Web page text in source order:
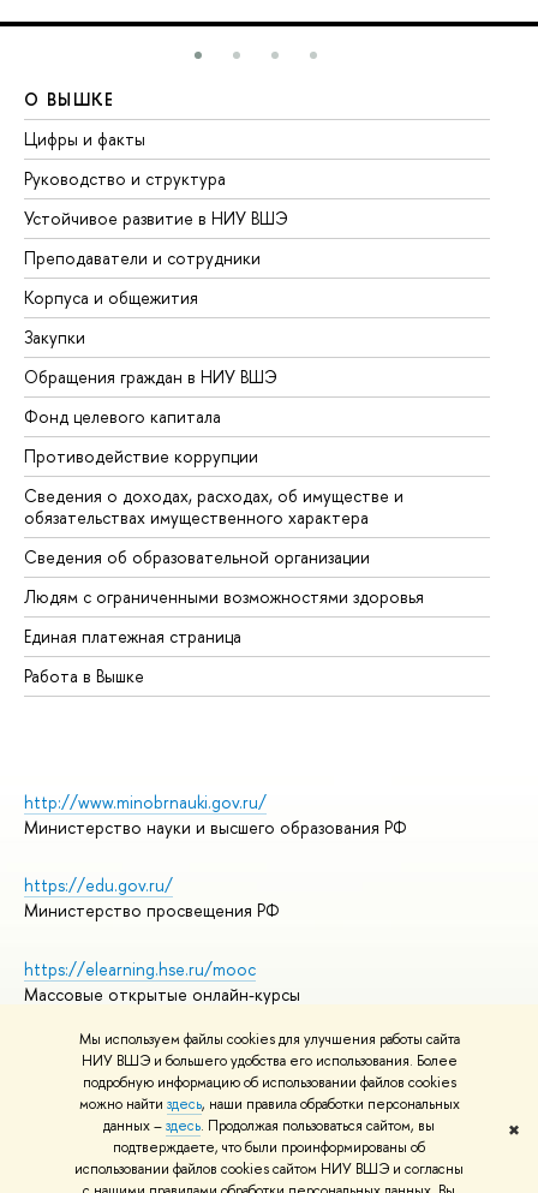
Мы используем файлы cookies для улучшения работы сайта
НИУ ВШЭ и большего удобства его использования. Более
подробную информацию об использовании файлов cookies
можно найти здесь, наши правила обработки персональных
данных –здесь. Продолжая пользоваться сайтом, вы
подтверждаете, что были проинформированы об
использовании файлов cookies сайтом НИУ ВШЭ и согласны
✖
О ВЫШКЕ
Цифры и факты
Руководство и структура
Устойчивое развитие в НИУ ВШЭ
Преподаватели и сотрудники
Корпуса и общежития
Закупки
Обращения граждан в НИУ ВШЭ
Фонд целевого капитала
Противодействие коррупции
Сведения о доходах, расходах, об имуществе и
обязательствах имущественного характера
Сведения об образовательной организации
Людям с ограниченными возможностями здоровья
Единая платежная страница
Работа в Вышке
http://www.minobrnauki.gov.ru/
Министерство науки и высшего образования РФ
https://edu.gov.ru/
Министерство просвещения РФ
https://elearning.hse.ru/mooc
Массовые открытые онлайн-курсы
© НИУ ВШЭ 1993–2026
Адреса и контакты
Условия использования материалов
Политика конфиденциальности
Правила применения рекомендательных технологий в НИУ ВШЭ